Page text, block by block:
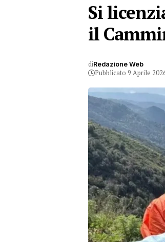
Si
il
diRedazione Web
Pubblicato 9 Aprile